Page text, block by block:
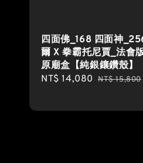
四面佛_168 四面神
爾 X 拳霸托尼賈_法會
原廟盒【純銀鑲鑽殼】
Sale
NT$ 14,080 Regular
NT$ 15,800